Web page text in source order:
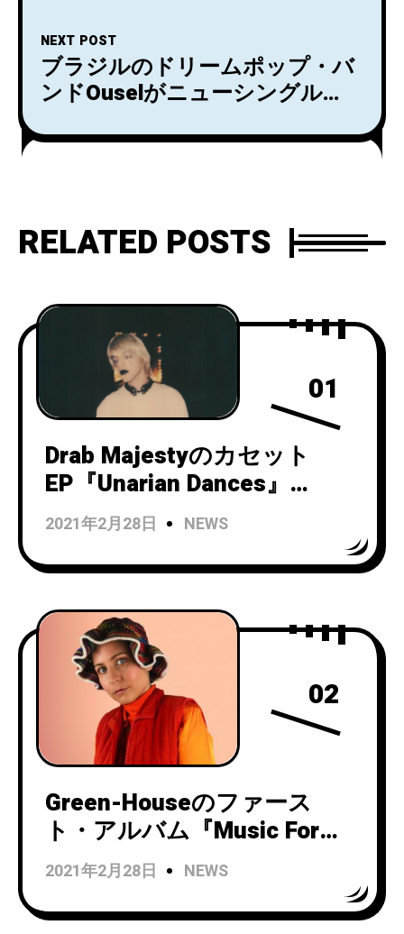
NEXT POST
ブラジルのドリームポップ・バ
ンドOuselがニューシングル
RELATED POSTS
01
Drab Majestyのカセット
EP『Unarian Dances』
（2012）『Unknown To The
I』（2015）がヴァイナルで
リイシュー決定！
2021年2月28日 NEWS
02
Green-Houseのファース
ト・アルバム『Music For
Livings Spaces』5/7に発
売・日本デビューが決定！昨
年リリースしたEPもCD化・
2021年2月28日 NEWS